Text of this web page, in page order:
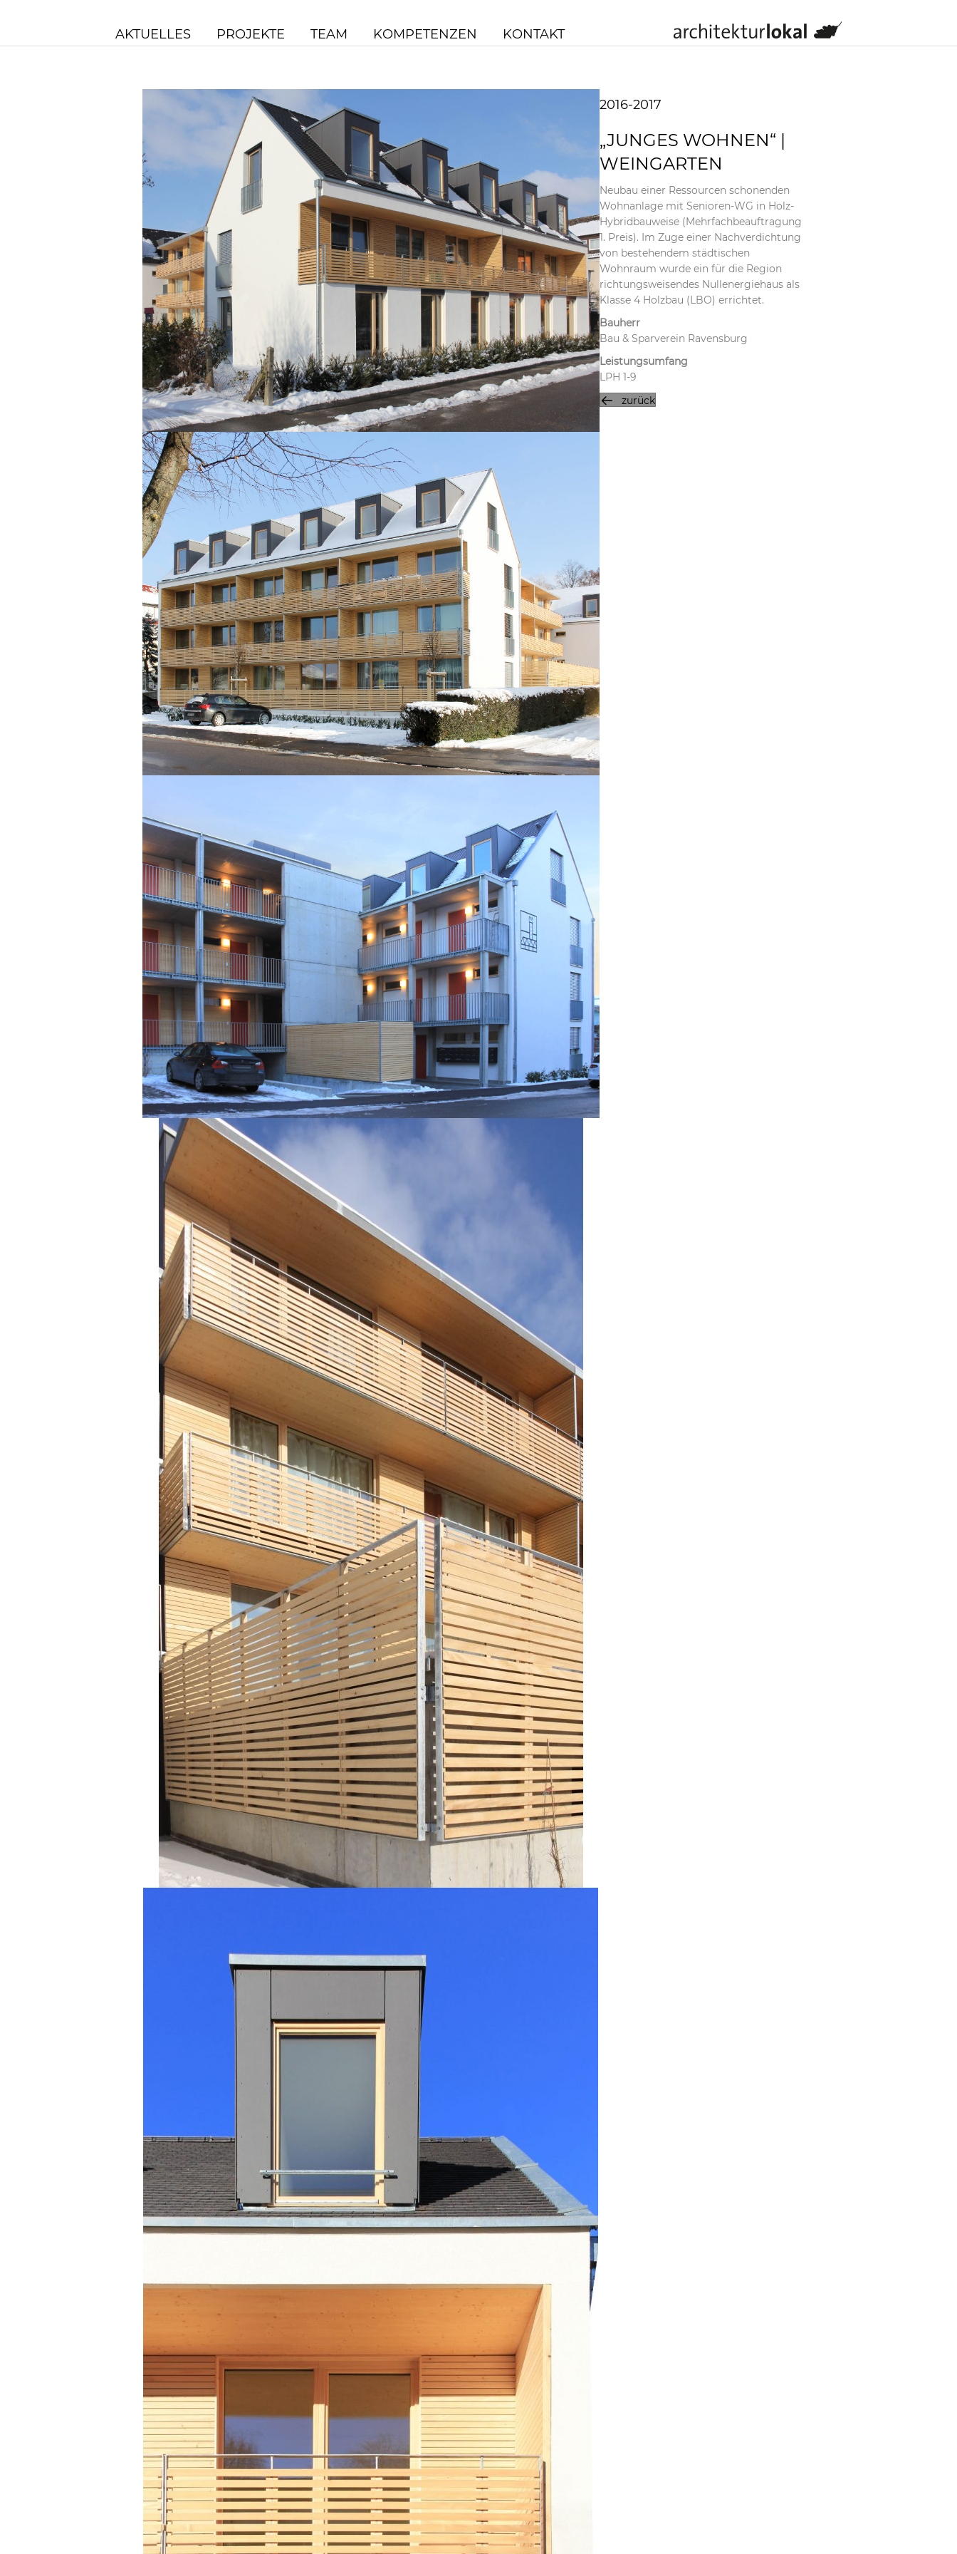
AKTUELLES PROJEKTE TEAM KOMPETENZEN KONTAKT
2016-2017
„JUNGES WOHNEN“ |
WEINGARTEN
Neubau einer Ressourcen schonenden
Wohnanlage mit Senioren-WG in Holz-
Hybridbauweise (Mehrfachbeauftragung
1. Preis). Im Zuge einer Nachverdichtung
von bestehendem städtischen
Wohnraum wurde ein für die Region
richtungsweisendes Nullenergiehaus als
Klasse 4 Holzbau (LBO) errichtet.
Bauherr
Bau & Sparverein Ravensburg
Leistungsumfang
LPH 1-9
zurück